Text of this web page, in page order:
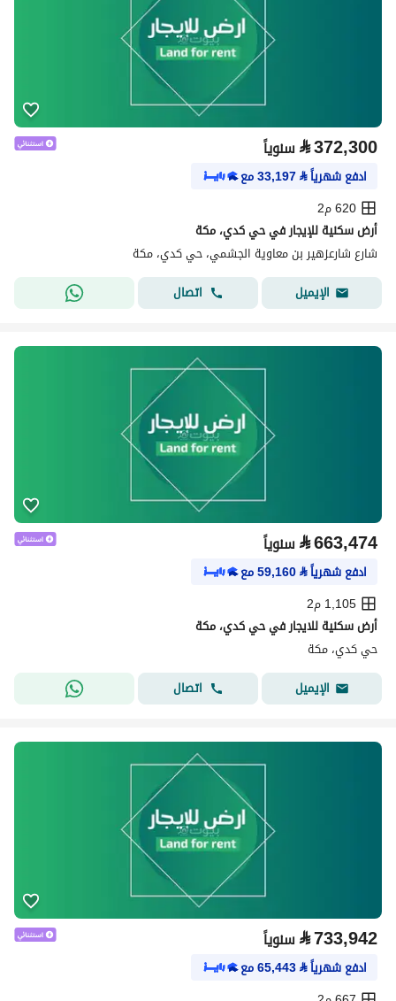
⃁372,300 سنوياً
ادفع شهرياً⃁
33,197مع
620 م2
أرض سكنية للإيجار في حي كدي، مكة
شارع شارعزهير بن معاوية الجشمي، حي كدي، مكة
الإيميل
اتصال
⃁663,474 سنوياً
ادفع شهرياً⃁
59,160مع
1,105 م2
أرض سكنية للايجار في حي كدي، مكة
حي كدي، مكة
الإيميل
اتصال
⃁733,942 سنوياً
ادفع شهرياً⃁
65,443مع